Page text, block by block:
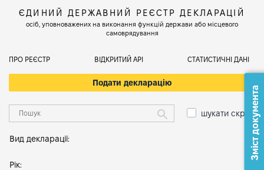
ЄДИНИЙ ДЕРЖАВНИЙ РЕЄСТР ДЕКЛАРАЦІЙ
осіб, уповноважених на виконання функцій держави або місцевого
самоврядування
ПРО РЕЄСТР ВІДКРИТИЙ АРІ СТАТИСТИЧНІ ДАНІ
Подати декларацію
шукати скрізь
Вид декларації:
Рік:
Зміст документа